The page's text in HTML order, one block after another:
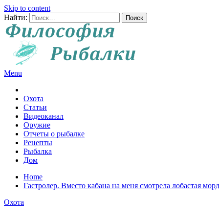
Skip to content
Найти:
Menu
Охота
Статьи
Видеоканал
Оружие
Отчеты о рыбалке
Рецепты
Рыбалка
Дом
Home
Гастролер. Вместо кабана на меня смотрела лобастая
Охота